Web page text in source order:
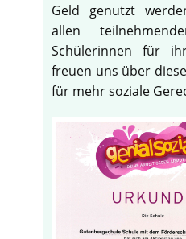
Geld genutzt
allen
Schülerinnen für
freuen uns über
für mehr soziale